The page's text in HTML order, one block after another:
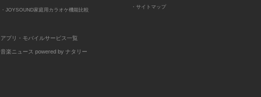
・JOYSOUND家庭用カラオケ機能比較
アプリ・モバイルサービス一覧
音楽ニュース powered by ナタリー
・サイトマップ